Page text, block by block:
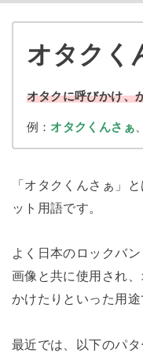
オタクく
オタクに呼びかけ、
例：オタクくんさぁ
「オタクくんさぁ」
ット用語です。
よく日本のロックバ
画像と共に使用され
かけたりといった用途
最近では、以下のパタ